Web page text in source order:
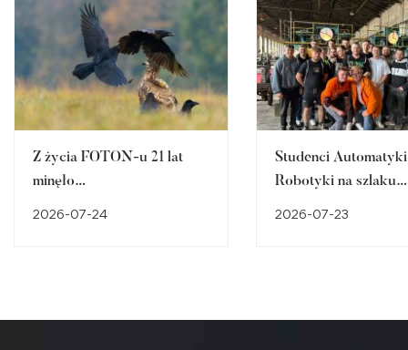
Z życia FOTON-u 21 lat
minęło…
2026-07-24
Studenci
Robotyki na szlaku
2026-07-23